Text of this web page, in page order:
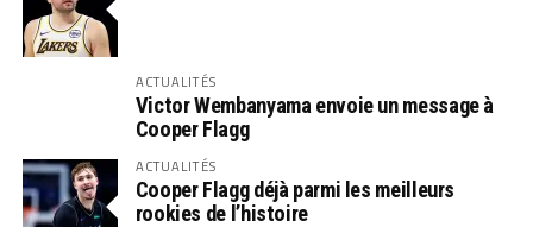
ACTUALITÉS
Victor Wembanyama envoie un message à
Cooper Flagg
ACTUALITÉS
Cooper Flagg déjà parmi les meilleurs
rookies de l’histoire